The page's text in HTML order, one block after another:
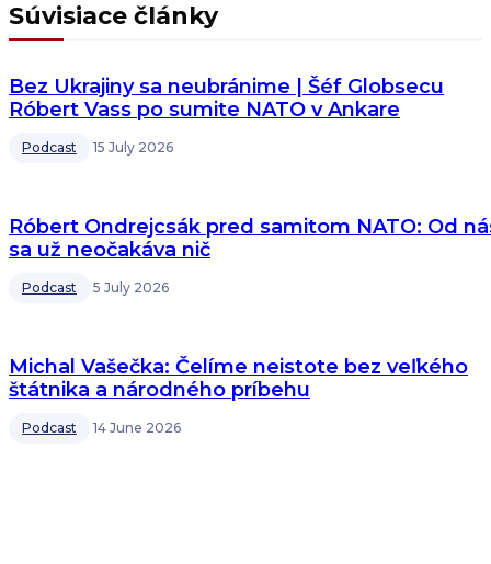
Súvisiace články
Bez Ukrajiny sa neubránime | Šéf Globsecu
Róbert Vass po sumite NATO v Ankare
Podcast 15 July 2026
Róbert Ondrejcsák pred samitom NATO: Od
sa už neočakáva nič
Podcast 5 July 2026
Michal Vašečka: Čelíme neistote bez veľkého
štátnika a národného príbehu
Podcast 14 June 2026